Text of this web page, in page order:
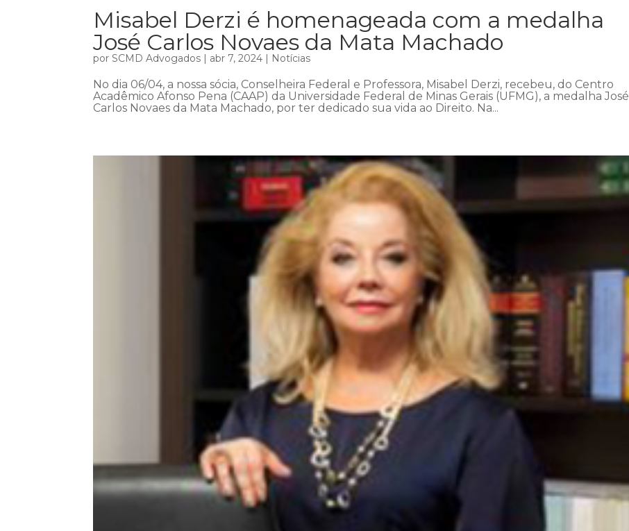
Misabel Derzi é homenageada com a medalha
José Carlos Novaes da Mata Machado
porSCMD Advogados | abr 7, 2024 | Notícias
No dia 06/04, a nossa sócia, Conselheira Federal e Professora, Misabel Derzi, recebeu, do Centro
Acadêmico Afonso Pena (CAAP) da Universidade Federal de Minas Gerais (UFMG), a medalha José
Carlos Novaes da Mata Machado, por ter dedicado sua vida ao Direito. Na...